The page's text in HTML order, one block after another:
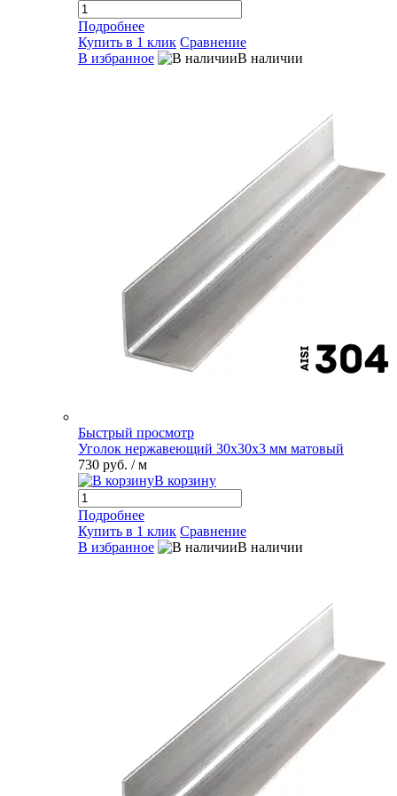
Подробнее
Купить в 1 клик Сравнение
В избранное
В наличии
Быстрый просмотр
Уголок нержавеющий 30х30х3 мм матовый
730 руб. / м
В корзину
Подробнее
Купить в 1 клик Сравнение
В избранное
В наличии